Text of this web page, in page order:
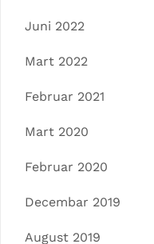
Juni 2022
Mart 2022
Februar 2021
Mart 2020
Februar 2020
Decembar 2019
August 2019